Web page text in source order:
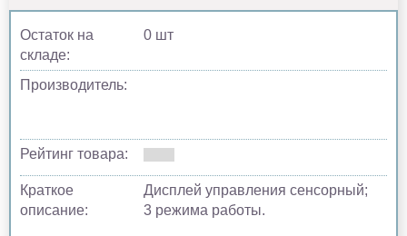
Остаток на
складе:
0 шт
Производитель:
Рейтинг товара:
Краткое
описание:
Дисплей управления сенсорный;
3 режима работы.